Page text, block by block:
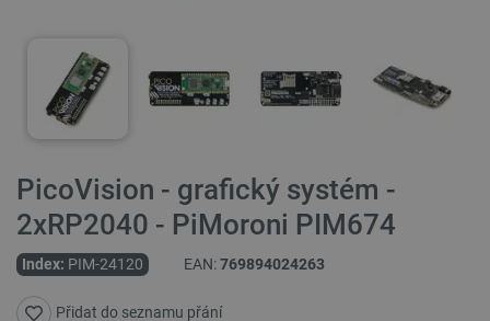
PicoVision - grafický systém -
2xRP2040 - PiMoroni PIM674
Index: PIM-24120 EAN:769894024263
Přidat do seznamu přání